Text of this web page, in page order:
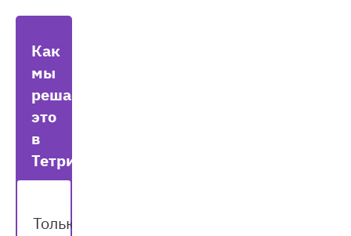
Как
мы
решаем
это
в
Тетрике?
Только